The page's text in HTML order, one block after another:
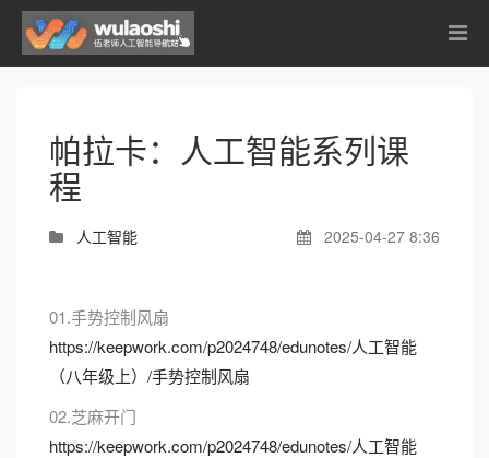
帕拉卡：人工智能系列课
程
人工智能 2025-04-27 8:36
01.手势控制风扇
https://keepwork.com/p2024748/edunotes/人工智能
（八年级上）/手势控制风扇
02.芝麻开门
https://keepwork.com/p2024748/edunotes/人工智能